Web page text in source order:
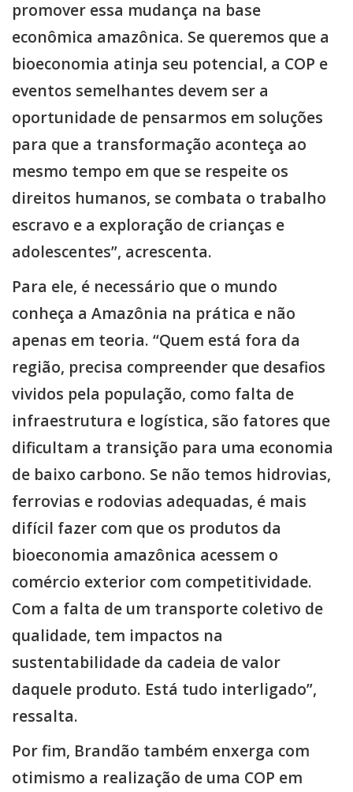
promover essa mudança na base
econômica amazônica. Se queremos que a
bioeconomia atinja seu potencial, a COP e
eventos semelhantes devem ser a
oportunidade de pensarmos em soluções
para que a transformação aconteça ao
mesmo tempo em que se respeite os
direitos humanos, se combata o trabalho
escravo e a exploração de crianças e
adolescentes”, acrescenta.
Para ele, é necessário que o mundo
conheça a Amazônia na prática e não
apenas em teoria. “Quem está fora da
região, precisa compreender que desafios
vividos pela população, como falta de
infraestrutura e logística, são fatores que
dificultam a transição para uma economia
de baixo carbono. Se não temos hidrovias,
ferrovias e rodovias adequadas, é mais
difícil fazer com que os produtos da
bioeconomia amazônica acessem o
comércio exterior com competitividade.
Com a falta de um transporte coletivo de
qualidade, tem impactos na
sustentabilidade da cadeia de valor
daquele produto. Está tudo interligado”,
ressalta.
Por fim, Brandão também enxerga com
otimismo a realização de uma COP em